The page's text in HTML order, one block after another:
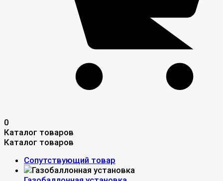
0
Каталог товаров
Каталог товаров
Сопутствующий товар